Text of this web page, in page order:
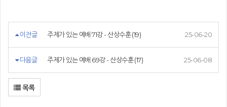
이전글 주제가 있는 예배 71강 - 산상수훈 (19) 25-06-20
다음글 주제가 있는 예배 69강 - 산상수훈 (17) 25-06-08
목록